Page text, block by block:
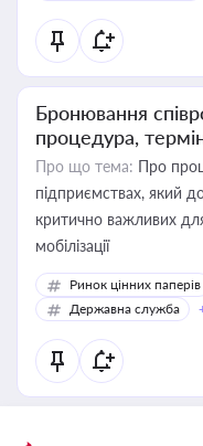
Бронювання
процедура,
Про що тема: Про
підприємствах, який
критично важливих
мобілізації
Ринок цінних паперів
Державна служба